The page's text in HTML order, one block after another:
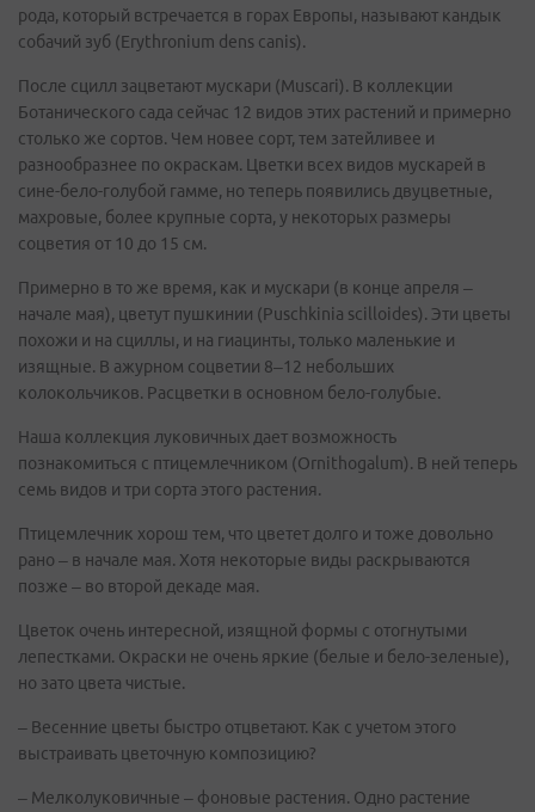
рода, который встречается в горах Европы, называют кандык
собачий зуб (Erythronium dens canis).
После сцилл зацветают мускари (Muscari). В коллекции
Ботанического сада сейчас 12 видов этих растений и примерно
столько же сортов. Чем новее сорт, тем затейливее и
разнообразнее по окраскам. Цветки всех видов мускарей в
сине-бело-голубой гамме, но теперь появились двуцветные,
махровые, более крупные сорта, у некоторых размеры
соцветия от 10 до 15 см.
Примерно в то же время, как и мускари (в конце апреля –
начале мая), цветут пушкинии (Puschkinia scilloides). Эти цветы
похожи и на сциллы, и на гиацинты, только маленькие и
изящные. В ажурном соцветии 8–12 небольших
колокольчиков. Расцветки в основном бело-голубые.
Наша коллекция луковичных дает возможность
познакомиться с птицемлечником (Ornithogalum). В ней теперь
семь видов и три сорта этого растения.
Птицемлечник хорош тем, что цветет долго и тоже довольно
рано – в начале мая. Хотя некоторые виды раскрываются
позже – во второй декаде мая.
Цветок очень интересной, изящной формы с отогнутыми
лепестками. Окраски не очень яркие (белые и бело-зеленые),
но зато цвета чистые.
– Весенние цветы быстро отцветают. Как с учетом этого
выстраивать цветочную композицию?
– Мелколуковичные – фоновые растения. Одно растение